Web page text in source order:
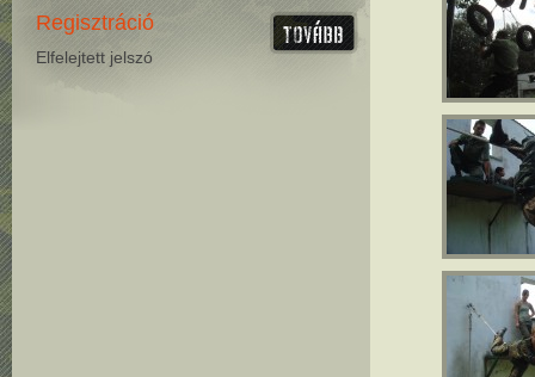
Regisztráció
Elfelejtett jelszó